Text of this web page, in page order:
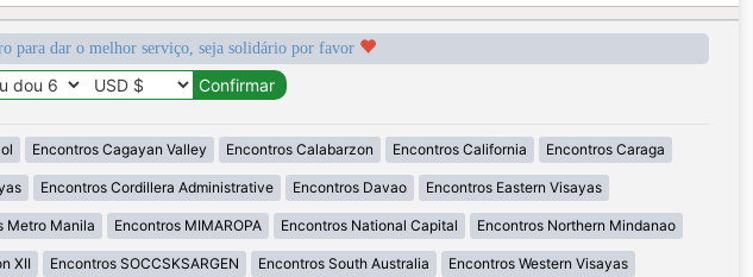
para dar o melhor serviço, seja solidário por favor
Encontros Cagayan Valley Encontros Calabarzon Encontros California Encontros Caraga
Encontros Cordillera Administrative Encontros Davao Encontros Eastern Visayas
Metro Manila Encontros MIMAROPA Encontros National Capital Encontros Northern Mindanao
XII Encontros SOCCSKSARGEN Encontros South Australia Encontros Western Visayas